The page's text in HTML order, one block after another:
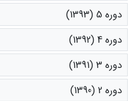
دوره 5 (1393)
دوره 4 (1392)
دوره 3 (1391)
دوره 2 (1390)